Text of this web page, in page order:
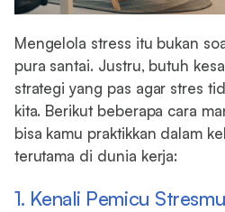
Mengelola stress itu bukan
pura santai. Justru, butuh
strategi yang pas agar stres
kita. Berikut beberapa cara
bisa kamu praktikkan dalam
terutama di dunia kerja:
1. Kenali Pemicu Stresmu